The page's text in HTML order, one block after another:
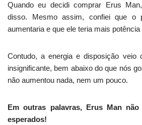
Quando eu decidi comprar Erus
disso. Mesmo assim, confiei que o
aumentaria e que ele teria mais
Contudo, a energia e disposição veio
insignificante, bem abaixo do que nós
não aumentou nada, nem um pouco.
Em outras palavras, Erus Man
esperados!